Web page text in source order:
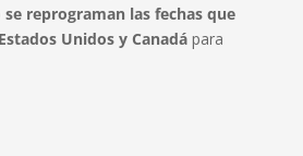
reprograman las fechas que
Unidos y Canadápara